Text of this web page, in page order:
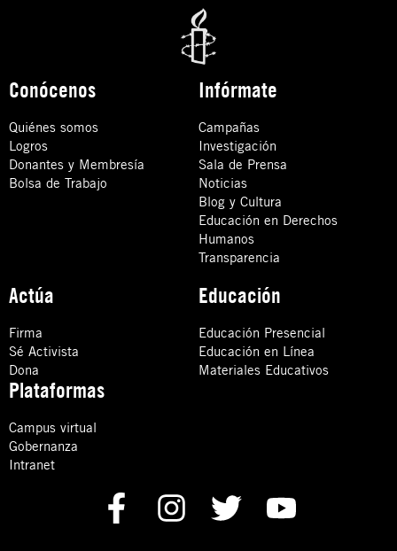
Conócenos
Quiénes somos
Logros
Donantes y Membresía
Bolsa de Trabajo
Infórmate
Campañas
Investigación
Sala de Prensa
Noticias
Blog y Cultura
Educación en Derechos
Humanos
Transparencia
Actúa
Firma
Sé Activista
Dona
Educación
Educación Presencial
Educación en Línea
Materiales Educativos
Plataformas
Campus virtual
Gobernanza
Intranet